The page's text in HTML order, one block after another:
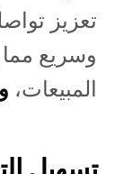
تعزيز
وسريع
المبيعات،